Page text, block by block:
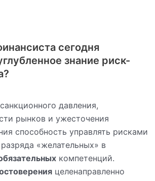
сегодня
знание риск-
давления,
рынков и ужесточения
способность управлять рисками
«желательных» в
компетенций.
целенаправленно